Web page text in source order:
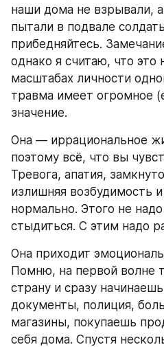
наши дома не взрывали,
пытали в подвале
прибедняйтесь.
однако я считаю, что это
масштабах личности
травма имеет огромное
значение.
Она — иррациональное
поэтому всё, что вы
Тревога, апатия,
излишняя возбудимость
нормально. Этого не
стыдиться. С этим надо
Она приходит
Помню, на первой волне
страну и сразу
документы, полиция,
магазины, покупаешь
себя дома. Спустя